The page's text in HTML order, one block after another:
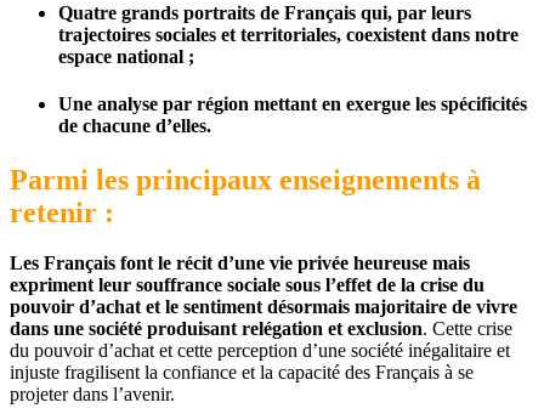
Quatre grands portraits de Français qui, par leurs
trajectoires sociales et territoriales, coexistent dans notre
espace national ;
Une analyse par région mettant en exergue les spécificités
de chacune d’elles.
Parmi les principaux enseignements à
retenir :
Les Français font le récit d’une vie privée heureuse mais
expriment leur souffrance sociale sous l’effet de la crise du
pouvoir d’achat et le sentiment désormais majoritaire de vivre
dans une société produisant relégation et exclusion. Cette crise
du pouvoir d’achat et cette perception d’une société inégalitaire et
injuste fragilisent la confiance et la capacité des Français à se
projeter dans l’avenir.